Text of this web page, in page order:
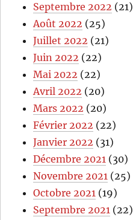
Septembre 2022 (21)
Août 2022 (25)
Juillet 2022 (21)
Juin 2022 (22)
Mai 2022 (22)
Avril 2022 (20)
Mars 2022 (20)
Février 2022 (22)
Janvier 2022 (31)
Décembre 2021 (30)
Novembre 2021 (25)
Octobre 2021 (19)
Septembre 2021 (22)